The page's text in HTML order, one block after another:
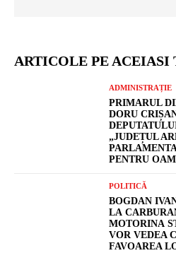
ARTICOLE PE ACEIASI
ADMINISTRAȚIE
PRIMARUL
DORU
„JUDEȚUL
PENTRU
POLITICĂ
BOGDAN
LA
MOTORINA
VOR VEDEA
FAVOAREA